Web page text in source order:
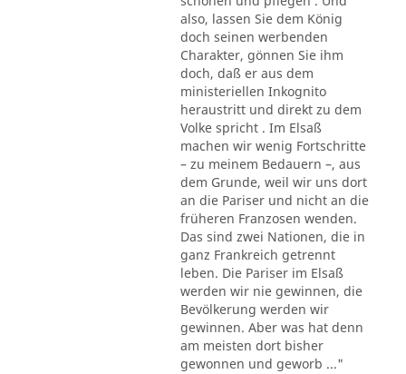
also, lassen Sie dem König
doch seinen werbenden
Charakter, gönnen Sie ihm
doch, daß er aus dem
ministeriellen Inkognito
heraustritt und direkt zu dem
Volke spricht . Im Elsaß
machen wir wenig Fortschritte
– zu meinem Bedauern –, aus
dem Grunde, weil wir uns dort
an die Pariser und nicht an die
früheren Franzosen wenden.
Das sind zwei Nationen, die in
ganz Frankreich getrennt
leben. Die Pariser im Elsaß
werden wir nie gewinnen, die
Bevölkerung werden wir
gewinnen. Aber was hat denn
am meisten dort bisher
gewonnen und geworb ..."